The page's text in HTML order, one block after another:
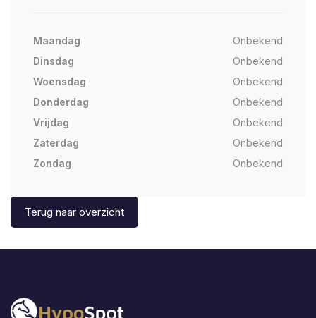
Maandag
Onbekend
Dinsdag
Onbekend
Woensdag
Onbekend
Donderdag
Onbekend
Vrijdag
Onbekend
Zaterdag
Onbekend
Zondag
Onbekend
Terug naar overzicht